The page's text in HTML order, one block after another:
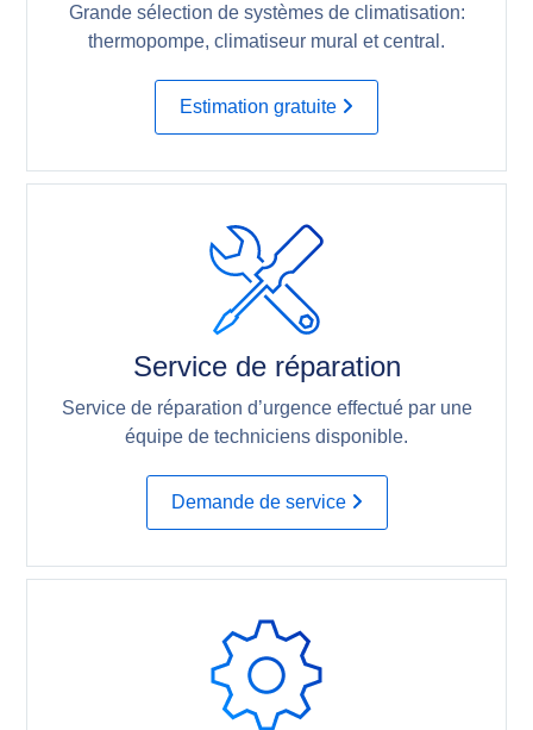
Grande sélection de systèmes de climatisation:
thermopompe, climatiseur mural et central.
Estimation gratuite
Service de réparation
Service de réparation d’urgence effectué par une
équipe de techniciens disponible.
Demande de service